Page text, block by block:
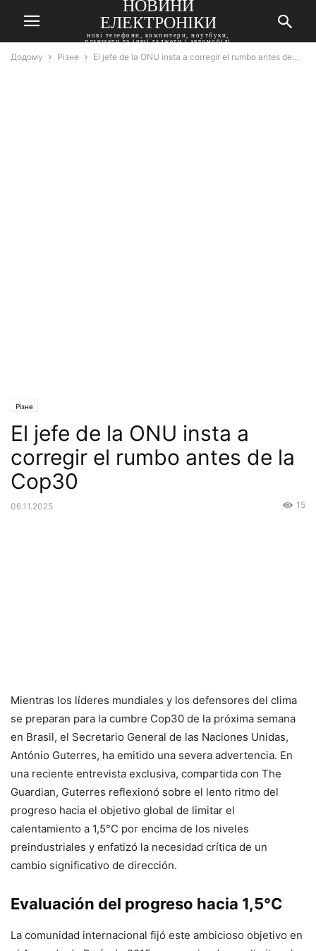
НОВИНИ
ЕЛЕКТРОНІКИ
нові телефони, компютери, ноутбуки,
планшети та інші гаджети і автомобілі
Додому Різне El jefe de la ONU insta a corregir el rumbo antes de...
Різне
El jefe de la ONU insta a
corregir el rumbo antes de la
Cop30
06.11.2025 15
Mientras los líderes mundiales y los defensores del clima
se preparan para la cumbre Cop30 de la próxima semana
en Brasil, el Secretario General de las Naciones Unidas,
António Guterres, ha emitido una severa advertencia. En
una reciente entrevista exclusiva, compartida con The
Guardian, Guterres reflexionó sobre el lento ritmo del
progreso hacia el objetivo global de limitar el
calentamiento a 1,5°C por encima de los niveles
preindustriales y enfatizó la necesidad crítica de un
cambio significativo de dirección.
Evaluación del progreso hacia 1,5°C
La comunidad internacional fijó este ambicioso objetivo en